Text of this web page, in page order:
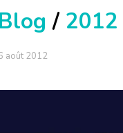
Blog / 2012
août 2012